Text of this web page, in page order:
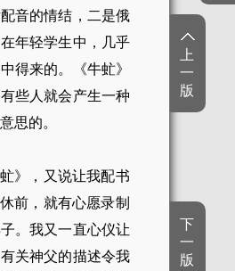
音的情结，二是俄
年轻学生中，几乎
得来的。《牛虻》
些人就会产生一种
思的。
》，又说让我配书
前，就有心愿录制
。我又一直心仪让
关神父的描述令我
上
一
版
下
一
版